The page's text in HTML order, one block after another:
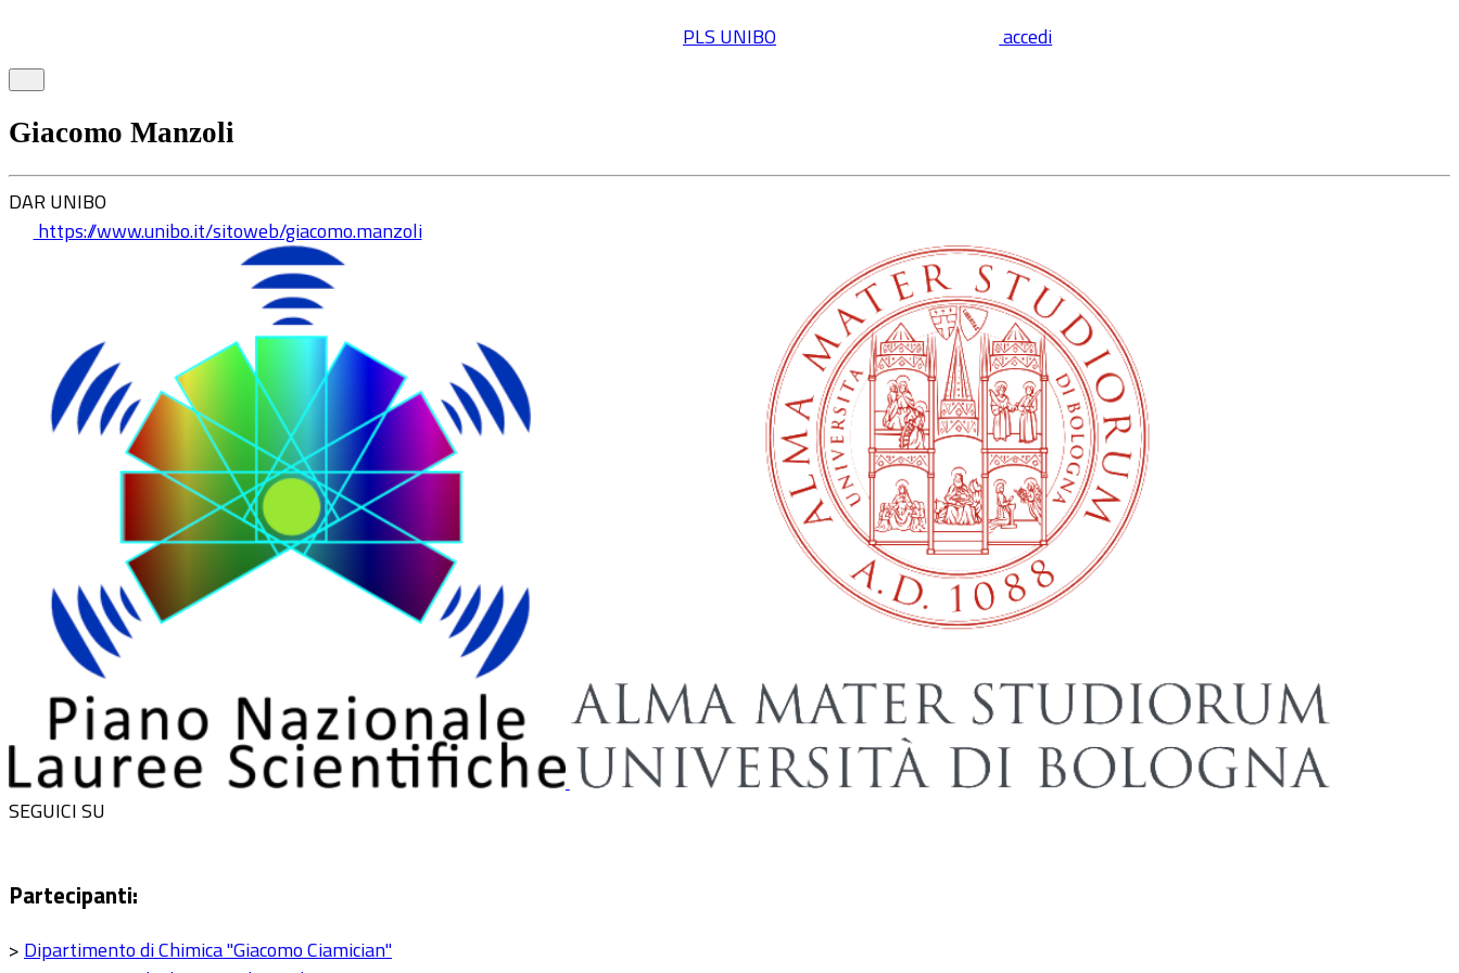
PLS UNIBO accedi
Giacomo Manzoli
DAR UNIBO
https://www.unibo.it/sitoweb/giacomo.manzoli
SEGUICI SU
Partecipanti:
> Dipartimento di Chimica "Giacomo Ciamician"